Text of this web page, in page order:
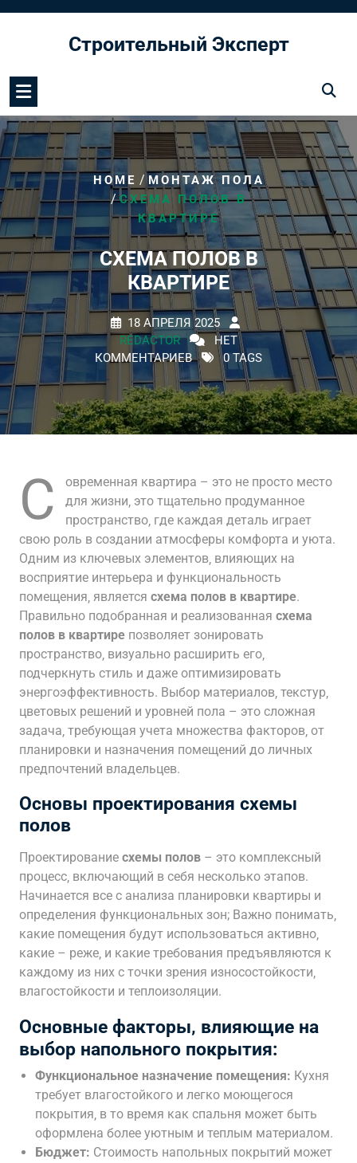
содержимомуСтроительный Эксперт
HOME /МОНТАЖ ПОЛА
/СХЕМА ПОЛОВ В
КВАРТИРЕ
СХЕМА ПОЛОВ В
КВАРТИРЕ
18 АПРЕЛЯ 2025
REDACTOR
НЕТ
КОММЕНТАРИЕВ
0 TAGS
С
овременная квартира – это не просто место
для жизни‚ это тщательно продуманное
пространство‚ где каждая деталь играет
свою роль в создании атмосферы комфорта и уюта.
Одним из ключевых элементов‚ влияющих на
восприятие интерьера и функциональность
помещения‚ является схема полов в квартире.
Правильно подобранная и реализованная схема
полов в квартире позволяет зонировать
пространство‚ визуально расширить его‚
подчеркнуть стиль и даже оптимизировать
энергоэффективность. Выбор материалов‚ текстур‚
цветовых решений и уровней пола – это сложная
задача‚ требующая учета множества факторов‚ от
планировки и назначения помещений до личных
предпочтений владельцев.
Основы проектирования схемы
полов
Проектирование схемы полов – это комплексный
процесс‚ включающий в себя несколько этапов.
Начинается все с анализа планировки квартиры и
определения функциональных зон; Важно понимать‚
какие помещения будут использоваться активно‚
какие – реже‚ и какие требования предъявляются к
каждому из них с точки зрения износостойкости‚
влагостойкости и теплоизоляции.
Основные факторы‚ влияющие на
выбор напольного покрытия:
Функциональное назначение помещения: Кухня
требует влагостойкого и легко моющегося
покрытия‚ в то время как спальня может быть
оформлена более уютным и теплым материалом.
Бюджет: Стоимость напольных покрытий может